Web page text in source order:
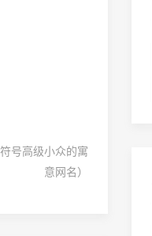
号高级小众的寓
意网名）